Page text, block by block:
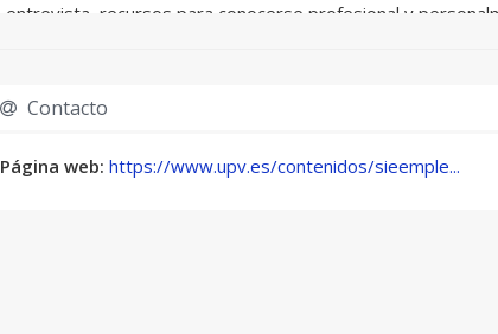
entrevista, recursos para conocerse profesional y
Unidad 4. La comunicación en la entrevista. La entrevista
verbal.
Unidad 5. Comportamientos y actitudes recomendables
Contacto
Página web: https://www.upv.es/contenidos/sieemple...